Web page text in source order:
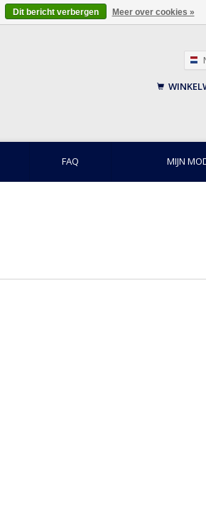
FAQ MIJN
Dit bericht verbergen Meer over cookies »